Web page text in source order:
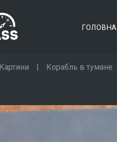
ГОЛОВНА
Картини Корабль в тумане